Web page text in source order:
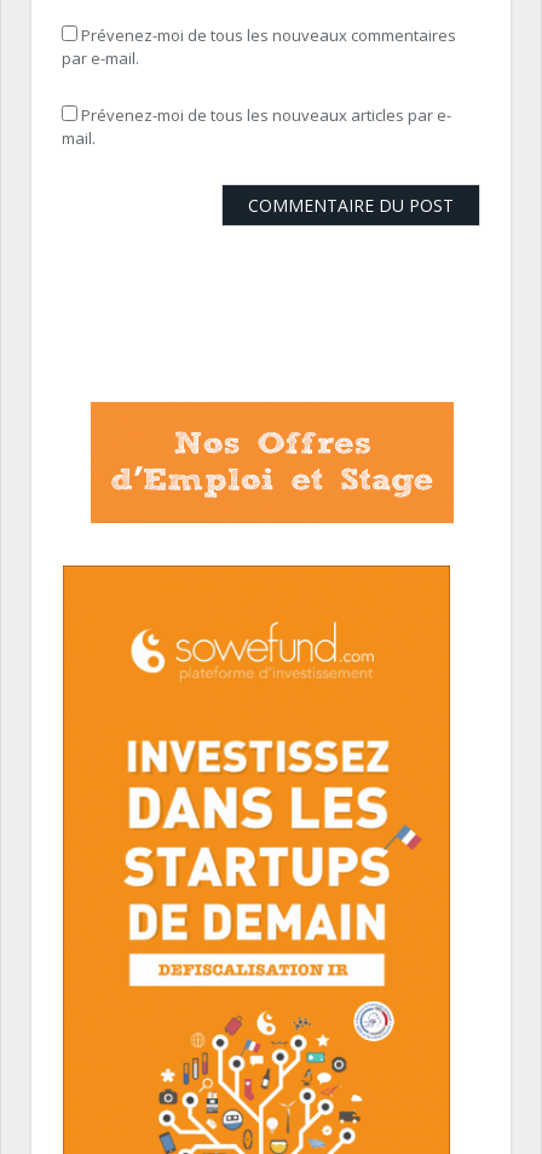
Prévenez-moi de tous les nouveaux commentaires
par e-mail.
Prévenez-moi de tous les nouveaux articles par e-
mail.